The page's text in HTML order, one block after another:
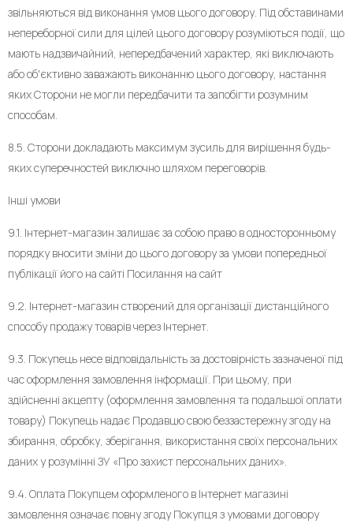
звільняються від виконання умов цього договору. Під обставинами
непереборної сили для цілей цього договору розуміються події, що
мають надзвичайний, непередбачений характер, які виключають
або об'єктивно заважають виконанню цього договору, настання
яких Сторони не могли передбачити та запобігти розумним
способам.
8.5. Сторони докладають максимум зусиль для вирішення будь-
яких суперечностей виключно шляхом переговорів.
Інші умови
9.1. Інтернет-магазин залишає за собою право в односторонньому
порядку вносити зміни до цього договору за умови попередньої
публікації його на сайті Посилання на сайт
9.2. Інтернет-магазин створений для організації дистанційного
способу продажу товарів через Інтернет.
9.3. Покупець несе відповідальність за достовірність зазначеної під
час оформлення замовлення інформації. При цьому, при
здійсненні акцепту (оформлення замовлення та подальшої оплати
товару) Покупець надає Продавцю свою беззастережну згоду на
збирання, обробку, зберігання, використання своїх персональних
даних у розумінні ЗУ «Про захист персональних даних».
9.4. Оплата Покупцем оформленого в Інтернет магазині
замовлення означає повну згоду Покупця з умовами договору